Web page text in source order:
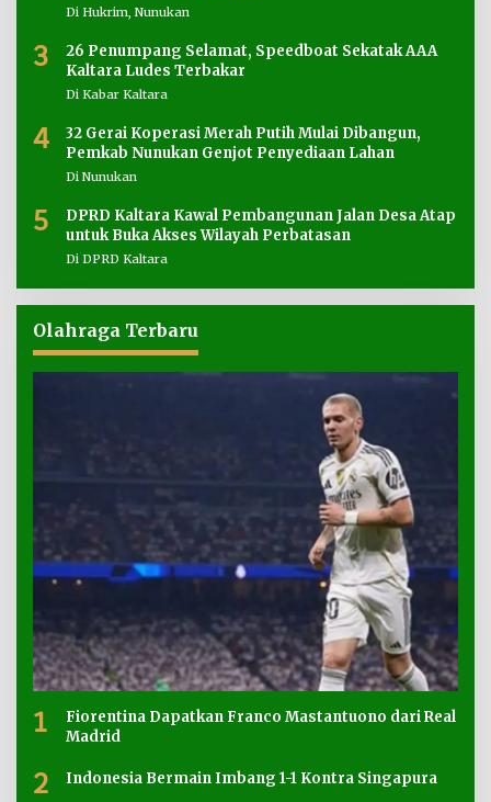
Di Hukrim, Nunukan
3
26 Penumpang Selamat, Speedboat Sekatak AAA
Kaltara Ludes Terbakar
Di Kabar Kaltara
4
32 Gerai Koperasi Merah Putih Mulai Dibangun,
Pemkab Nunukan Genjot Penyediaan Lahan
Di Nunukan
5
DPRD Kaltara Kawal Pembangunan Jalan Desa Atap
untuk Buka Akses Wilayah Perbatasan
Di DPRD Kaltara
Olahraga Terbaru
1
Fiorentina Dapatkan Franco Mastantuono dari Real
Madrid
2 Indonesia Bermain Imbang 1-1 Kontra Singapura